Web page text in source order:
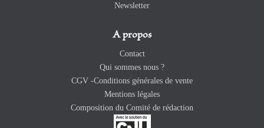
Newsletter
A propos
Contact
Qui sommes nous ?
CGV -Conditions générales de vente
Mentions légales
Composition du Comité de rédaction